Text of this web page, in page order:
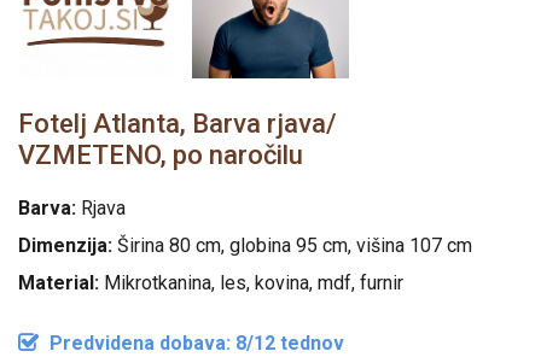
Fotelj Atlanta, Barva rjava/
VZMETENO, po naročilu
Barva: Rjava
Dimenzija: Širina 80 cm, globina 95 cm, višina 107 cm
Material: Mikrotkanina, les, kovina, mdf, furnir
Predvidena dobava: 8/12 tednov